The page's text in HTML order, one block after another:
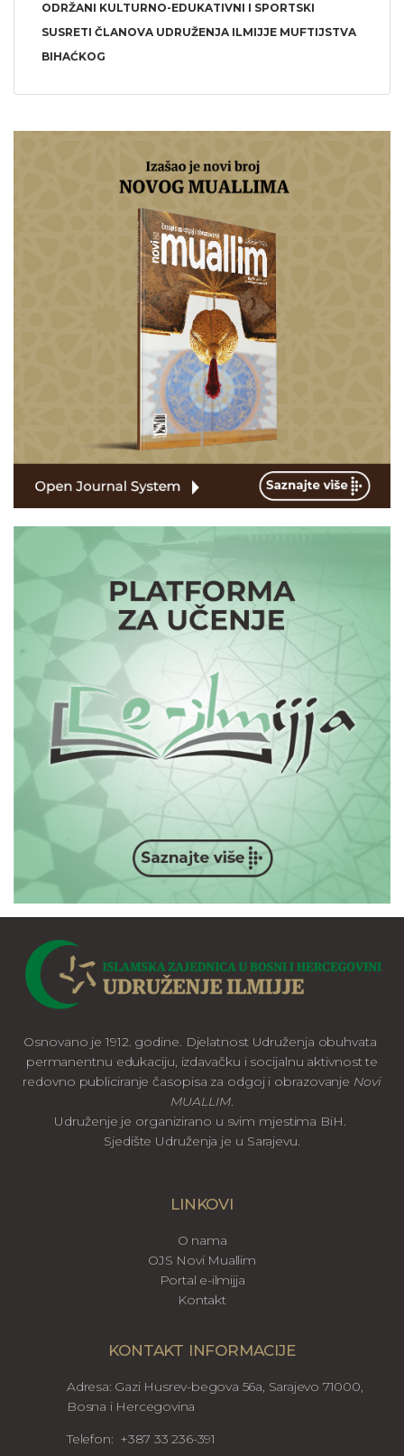
ODRŽANI KULTURNO-EDUKATIVNI I SPORTSKI
SUSRETI ČLANOVA UDRUŽENJA ILMIJJE MUFTIJSTVA
BIHAĆKOG
Osnovano je 1912. godine. Djelatnost Udruženja obuhvata
permanentnu edukaciju, izdavačku i socijalnu aktivnost te
redovno publiciranje časopisa za odgoj i obrazovanje Novi
MUALLIM.
Udruženje je organizirano u svim mjestima BiH.
Sjedište Udruženja je u Sarajevu.
LINKOVI
O nama
OJS Novi Muallim
Portal e-ilmijja
Kontakt
KONTAKT INFORMACIJE
Adresa: Gazi Husrev-begova 56a, Sarajevo 71000,
Bosna i Hercegovina
Telefon: +387 33 236-391